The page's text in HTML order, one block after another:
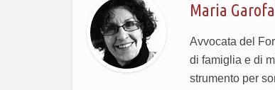
Maria
Avvocata del
di famiglia e di
strumento per